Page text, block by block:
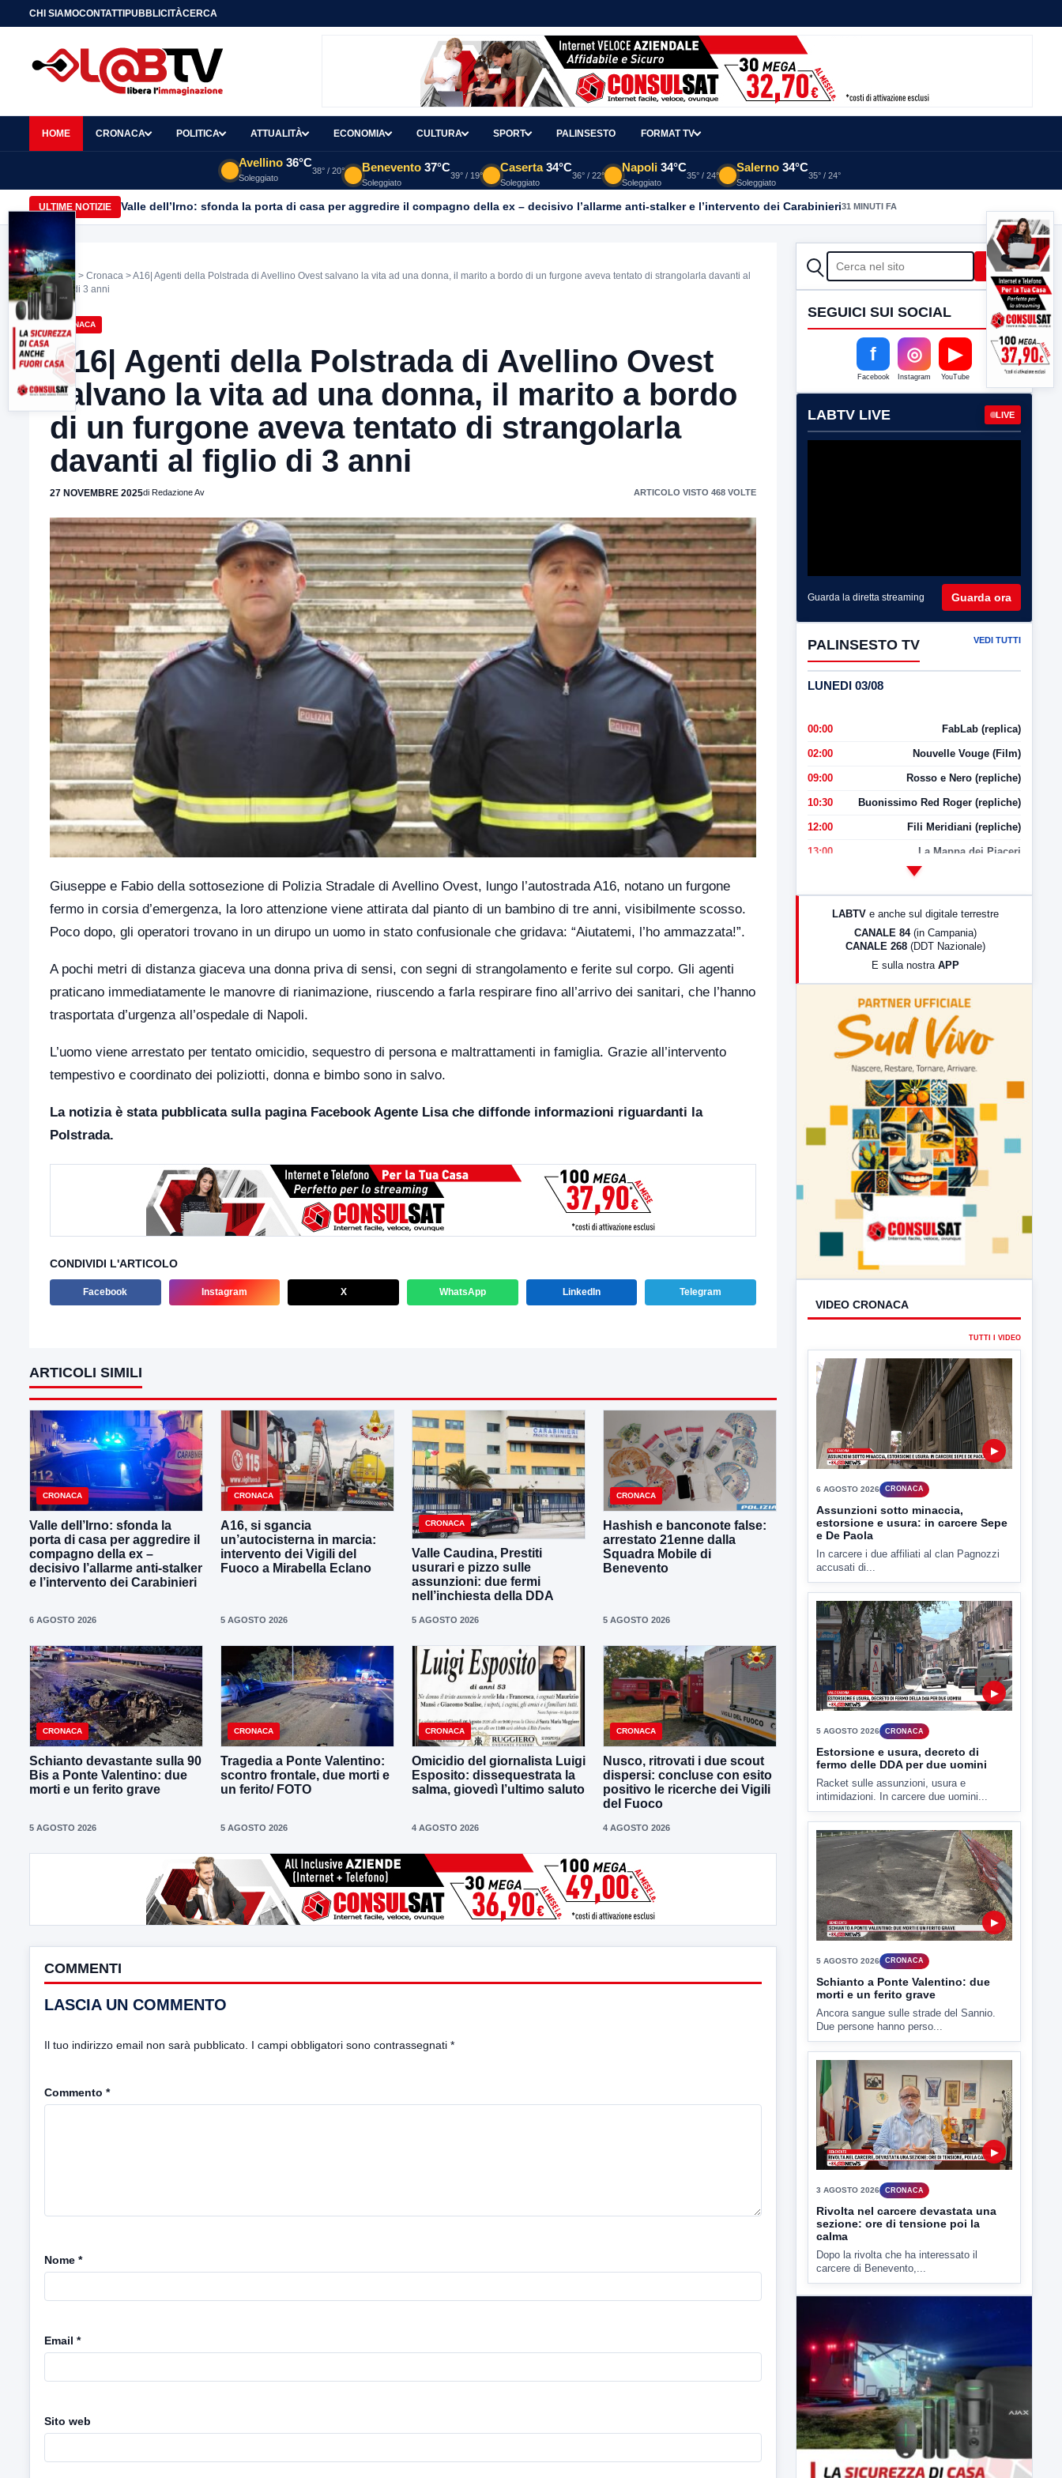
CHI SIAMOCONTATTIPUBBLICITÀCERCA
HOME CRONACA POLITICA ATTUALITÀ ECONOMIA CULTURA SPORT PALINSESTO FORMAT TV
Avellino 36°C
Soleggiato
38° / 20° Benevento 37°C
Soleggiato
39° / 19°
Caserta 34°C
Soleggiato
36° / 22°
Napoli 34°C
Soleggiato
35° / 24°
Salerno 34°C
Soleggiato
35° / 24°
ULTIME NOTIZIE Valle dell’Irno: sfonda la porta di casa per aggredire il compagno della ex – decisivo l’allarme anti-stalker e l’intervento dei Carabinieri31 MINUTI FA
Home > Cronaca > A16| Agenti della Polstrada di Avellino Ovest salvano la vita ad una donna, il marito a bordo di un furgone aveva tentato di strangolarla davanti al
figlio di 3 anni
CRONACA
A16| Agenti della Polstrada di Avellino Ovest
salvano la vita ad una donna, il marito a bordo
di un furgone aveva tentato di strangolarla
davanti al figlio di 3 anni
27 NOVEMBRE 2025di Redazione Av ARTICOLO VISTO 468 VOLTE
Giuseppe e Fabio della sottosezione di Polizia Stradale di Avellino Ovest, lungo l’autostrada A16, notano un furgone
fermo in corsia d’emergenza, la loro attenzione viene attirata dal pianto di un bambino di tre anni, visibilmente scosso.
Poco dopo, gli operatori trovano in un dirupo un uomo in stato confusionale che gridava: “Aiutatemi, l’ho ammazzata!”.
A pochi metri di distanza giaceva una donna priva di sensi, con segni di strangolamento e ferite sul corpo. Gli agenti
praticano immediatamente le manovre di rianimazione, riuscendo a farla respirare fino all’arrivo dei sanitari, che l’hanno
trasportata d’urgenza all’ospedale di Napoli.
L’uomo viene arrestato per tentato omicidio, sequestro di persona e maltrattamenti in famiglia. Grazie all’intervento
tempestivo e coordinato dei poliziotti, donna e bimbo sono in salvo.
La notizia è stata pubblicata sulla pagina Facebook Agente Lisa che diffonde informazioni riguardanti la
Polstrada.
CONDIVIDI L'ARTICOLO
Facebook Instagram X WhatsApp LinkedIn Telegram
ARTICOLI SIMILI
CRONACA
Valle dell’Irno: sfonda la
porta di casa per aggredire il
compagno della ex –
decisivo l’allarme anti-stalker
e l’intervento dei Carabinieri
6 AGOSTO 2026
CRONACA
A16, si sgancia
un’autocisterna in marcia:
intervento dei Vigili del
Fuoco a Mirabella Eclano
5 AGOSTO 2026
CRONACA
Valle Caudina, Prestiti
usurari e pizzo sulle
assunzioni: due fermi
nell’inchiesta della DDA
5 AGOSTO 2026
CRONACA
Hashish e banconote false:
arrestato 21enne dalla
Squadra Mobile di
Benevento
5 AGOSTO 2026
CRONACA
Schianto devastante sulla 90
Bis a Ponte Valentino: due
morti e un ferito grave
5 AGOSTO 2026
CRONACA
Tragedia a Ponte Valentino:
scontro frontale, due morti e
un ferito/ FOTO
5 AGOSTO 2026
CRONACA
Omicidio del giornalista Luigi
Esposito: dissequestrata la
salma, giovedì l’ultimo saluto
4 AGOSTO 2026
CRONACA
Nusco, ritrovati i due scout
dispersi: concluse con esito
positivo le ricerche dei Vigili
del Fuoco
4 AGOSTO 2026
COMMENTI
LASCIA UN COMMENTO
Il tuo indirizzo email non sarà pubblicato. I campi obbligatori sono contrassegnati *
Commento *
Nome *
Email *
Sito web
CERCA Cerca
SEGUICI SUI SOCIAL
f
Facebook
◎
Instagram
▶
YouTube
LABTV LIVE LIVE
Guarda la diretta streaming Guarda ora
PALINSESTO TV VEDI TUTTI
LUNEDI 03/08
00:00 FabLab (replica)
02:00 Nouvelle Vouge (Film)
09:00 Rosso e Nero (repliche)
10:30 Buonissimo Red Roger (repliche)
12:00 Fili Meridiani (repliche)
13:00 La Mappa dei Piaceri
LabNews (Diretta)
LabNews (replica)
LABTV e anche sul digitale terrestre
CANALE 84 (in Campania)
CANALE 268 (DDT Nazionale)
E sulla nostra APP
TUTTI I VIDEO
▶
6 AGOSTO 2026 CRONACA
Assunzioni sotto minaccia,
estorsione e usura: in carcere Sepe
In carcere i due affiliati al clan Pagnozzi
accusati di...
▶
5 AGOSTO 2026 CRONACA
Estorsione e usura, decreto di
fermo delle DDA per due uomini
Racket sulle assunzioni, usura e
intimidazioni. In carcere due uomini...
▶
5 AGOSTO 2026 CRONACA
Schianto a Ponte Valentino: due
morti e un ferito grave
Ancora sangue sulle strade del Sannio.
Due persone hanno perso...
3 AGOSTO 2026 CRONACA
Rivolta nel carcere devastata una
sezione: ore di tensione poi la
Dopo la rivolta che ha interessato il
carcere di Benevento,...